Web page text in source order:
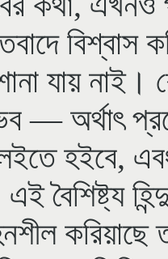
বিশ্বাস
যায়
— অর্থাৎ
হইবে,
এই বৈশিষ্ট্য
করিয়াছে